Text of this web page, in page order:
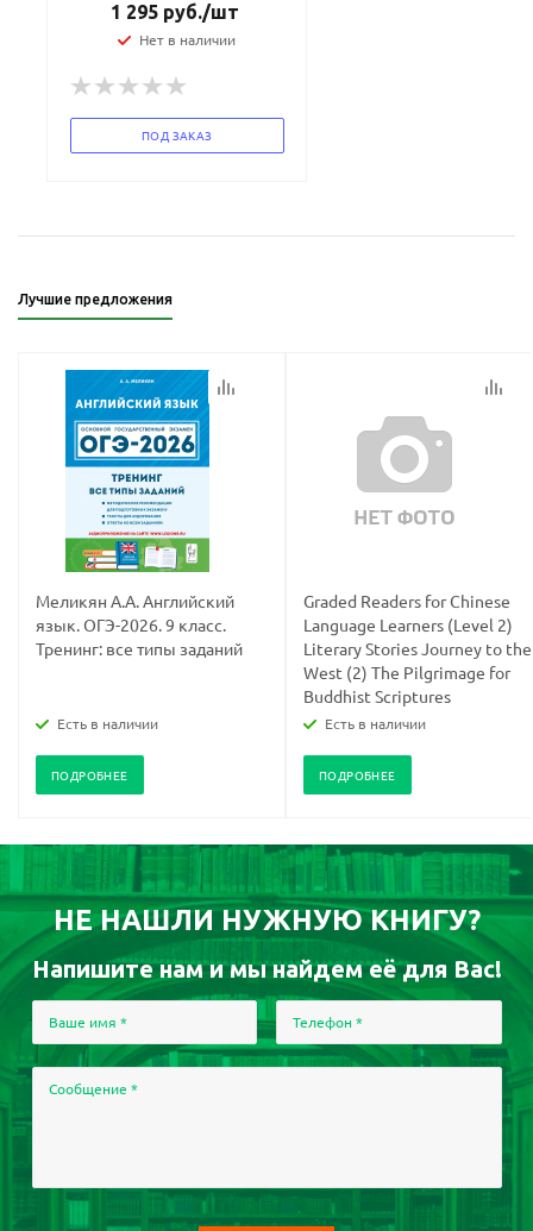
1 295руб./шт
Нет в наличии
ПОД ЗАКАЗ
Лучшие предложения
Меликян А.А. Английский
язык. ОГЭ-2026. 9 класс.
Тренинг: все типы заданий
Есть в наличии
ПОДРОБНЕЕ
Graded Readers for Chinese
Language Learners (Level 2)
Literary Stories Journey to the
West (2) The Pilgrimage for
Buddhist Scriptures
Есть в наличии
ПОДРОБНЕЕ
НЕ НАШЛИ НУЖНУЮ КНИГУ?
Напишите нам и мы найдем её для Вас!
Ваше имя * Телефон *
Сообщение *